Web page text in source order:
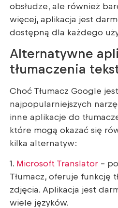
obsłudze, ale również
więcej, aplikacja jest
dostępną dla każdego
Alternatywne
tłumaczenia
Choć Tłumacz Google
najpopularniejszych
inne aplikacje do
które mogą okazać się
kilka alternatyw:
1. Microsoft Translator –
Tłumacz, oferuje funkcję
zdjęcia. Aplikacja jest
wiele języków.